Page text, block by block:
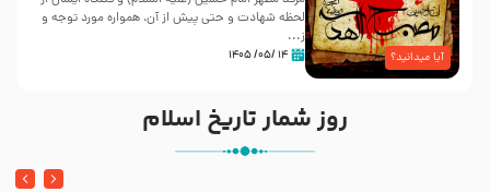
آیا میدانید؟
لحظه شهادت و حتی پیش از آن، همواره مورد توجه و
ز...
۱۴ /۰۵/ ۱۴۰۵
روز شمار تاریخ اسلام